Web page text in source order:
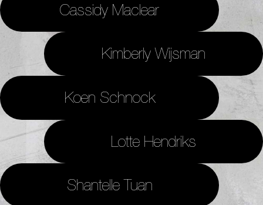
Cassidy Maclear
Kimberly Wijsman
Koen Schnock
Lotte Hendriks
Shantelle Tuan